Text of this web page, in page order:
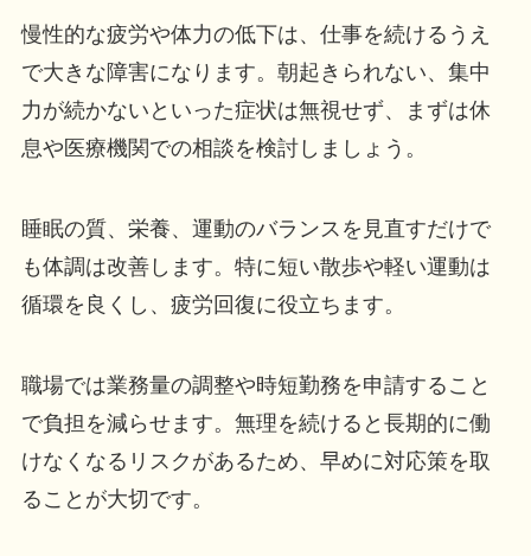
慢性的な疲労や体力の低下は、仕事を続けるうえ
で大きな障害になります。朝起きられない、集中
力が続かないといった症状は無視せず、まずは休
息や医療機関での相談を検討しましょう。
睡眠の質、栄養、運動のバランスを見直すだけで
も体調は改善します。特に短い散歩や軽い運動は
循環を良くし、疲労回復に役立ちます。
職場では業務量の調整や時短勤務を申請すること
で負担を減らせます。無理を続けると長期的に働
けなくなるリスクがあるため、早めに対応策を取
ることが大切です。